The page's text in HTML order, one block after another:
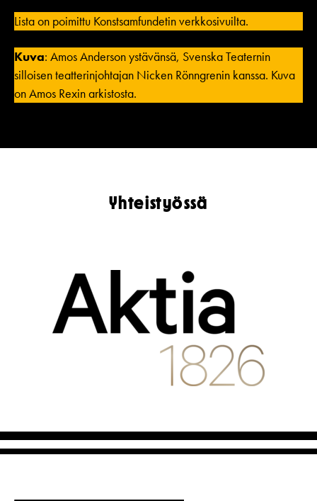
Lista on poimittu Konstsamfundetin verkkosivuilta.
Kuva: Amos Anderson ystävänsä, Svenska Teaternin
silloisen teatterinjohtajan Nicken Rönngrenin kanssa. Kuva
on Amos Rexin arkistosta.
Yhteistyössä